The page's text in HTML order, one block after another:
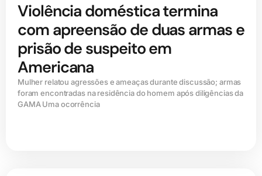
Violência doméstica termina
com apreensão de duas armas e
prisão de suspeito em
Americana
Mulher relatou agressões e ameaças durante discussão; armas
foram encontradas na residência do homem após diligências da
GAMA Uma ocorrência